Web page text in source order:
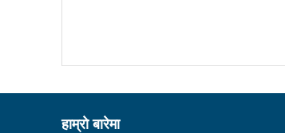
हाम्राे बारेमा